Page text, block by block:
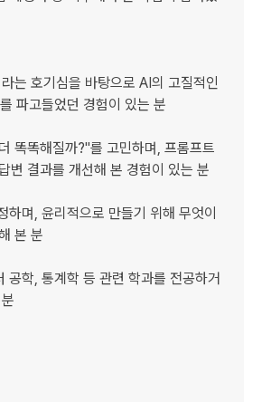
는 호기심을 바탕으로 AI의 고질적인
파고들었던 경험이 있는 분
똑똑해질까?"를 고민하며, 프롬프트
변 결과를 개선해 본 경험이 있는 분
하며, 윤리적으로 만들기 위해 무엇이
본 분
공학, 통계학 등 관련 학과를 전공하거